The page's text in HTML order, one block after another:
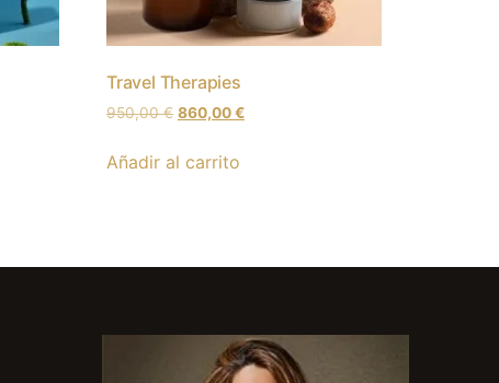
Travel Therapies
950,00€ 860,00€
Añadir al carrito